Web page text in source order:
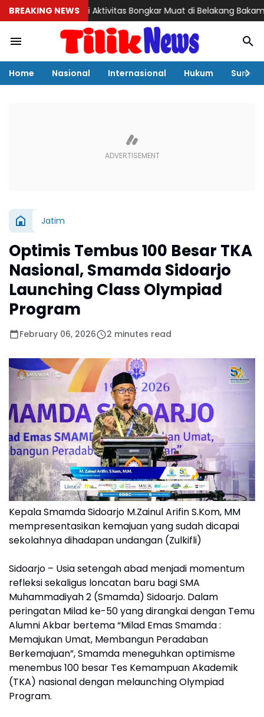
BREAKING NEWS
Misteri Aktivitas Bongkar Muat di Belakang Bakamla
Home Nasional Internasional Hukum Sumut
Jatim
Optimis Tembus 100 Besar TKA
Nasional, Smamda Sidoarjo
Launching Class Olympiad
Program
February 06, 2026 2 minutes read
Kepala Smamda Sidoarjo M.Zainul Arifin S.Kom, MM
mempresentasikan kemajuan yang sudah dicapai
sekolahnya dihadapan undangan (Zulkifli)
Sidoarjo – Usia setengah abad menjadi momentum
refleksi sekaligus loncatan baru bagi SMA
Muhammadiyah 2 (Smamda) Sidoarjo. Dalam
peringatan Milad ke-50 yang dirangkai dengan Temu
Alumni Akbar bertema “Milad Emas Smamda :
Memajukan Umat, Membangun Peradaban
Berkemajuan”, Smamda meneguhkan optimisme
menembus 100 besar Tes Kemampuan Akademik
(TKA) nasional dengan melaunching Olympiad
Program.